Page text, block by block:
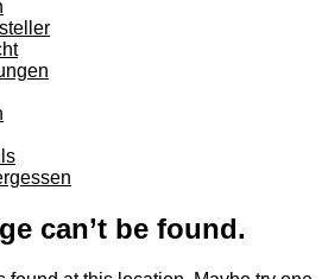
can’t be found.